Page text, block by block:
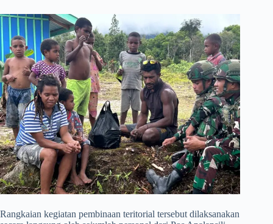
​Rangkaian kegiatan pembinaan teritorial tersebut dilaksanakan